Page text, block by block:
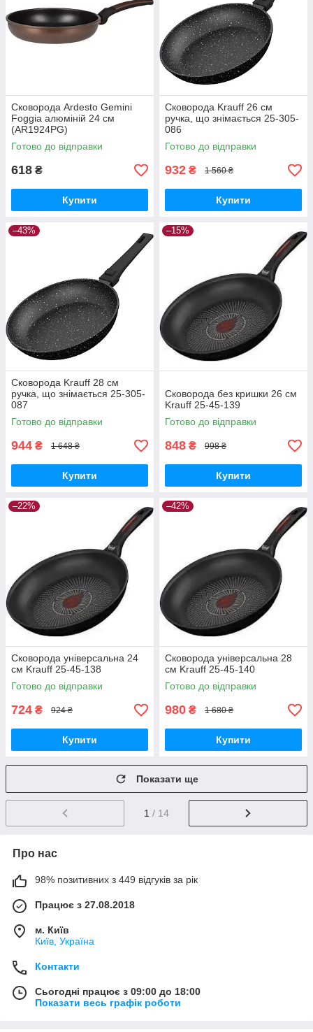
Сковорода Ardesto Gemini
Foggia алюміній 24 см
(AR1924PG)
Готово до відправки
618 ₴
Купити
Сковорода Krauff 26 см
ручка, що знімається 25-305-
086
Готово до відправки
932 ₴ 1 560 ₴
Купити
–43%
Сковорода Krauff 28 см
ручка, що знімається 25-305-
087
Готово до відправки
944 ₴ 1 648 ₴
Купити
–15%
Сковорода без кришки 26 см
Krauff 25-45-139
Готово до відправки
848 ₴ 998 ₴
Купити
–22%
Сковорода універсальна 24
см Krauff 25-45-138
Готово до відправки
724 ₴ 924 ₴
Купити
–42%
Сковорода універсальна 28
см Krauff 25-45-140
Готово до відправки
980 ₴ 1 680 ₴
Купити
Показати ще
1 / 14
Про нас
98% позитивних з 449 відгуків за рік
Працює з 27.08.2018
м. Київ
Київ, Україна
Контакти
Сьогодні працює з 09:00 до 18:00
Показати весь графік роботи